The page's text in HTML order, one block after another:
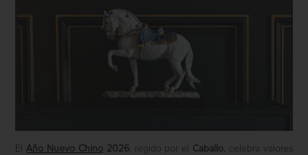
ElAño Nuevo Chino2026, regido por el Caballo, celebra valores